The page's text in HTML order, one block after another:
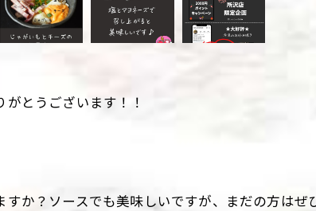
とうございます！！
か？ソースでも美味しいですが、まだの方は